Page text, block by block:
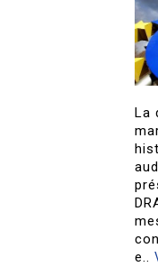
La
e..